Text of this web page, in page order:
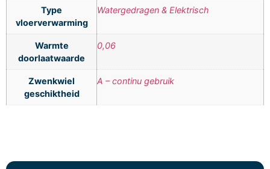
Type
vloerverwarming
Watergedragen & Elektrisch
Warmte
doorlaatwaarde
0,06
Zwenkwiel
geschiktheid
A – continu gebruik